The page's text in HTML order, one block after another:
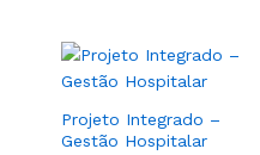
Projeto Integrado –
Gestão Hospitalar